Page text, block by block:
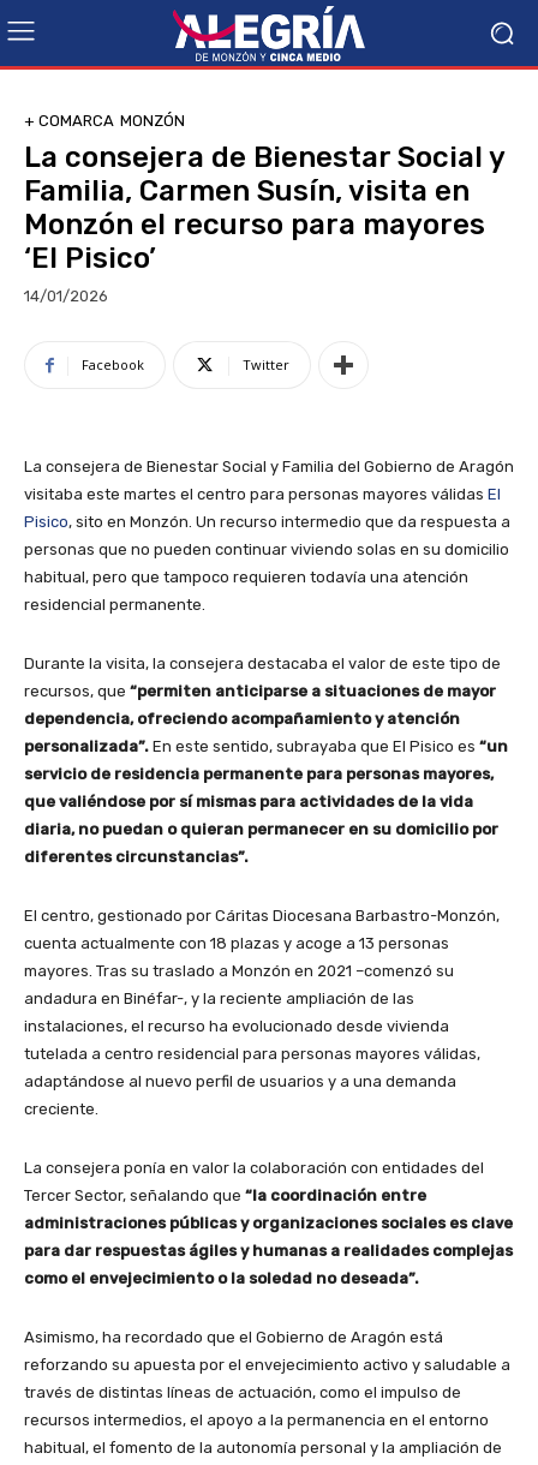
+ COMARCA MONZÓN
La consejera de Bienestar Social y
Familia, Carmen Susín, visita en
Monzón el recurso para mayores
‘El Pisico’
14/01/2026
Facebook Twitter
La consejera de Bienestar Social y Familia del Gobierno de Aragón
visitaba este martes el centro para personas mayores válidas El
Pisico, sito en Monzón. Un recurso intermedio que da respuesta a
personas que no pueden continuar viviendo solas en su domicilio
habitual, pero que tampoco requieren todavía una atención
residencial permanente.
Durante la visita, la consejera destacaba el valor de este tipo de
recursos, que “permiten anticiparse a situaciones de mayor
dependencia, ofreciendo acompañamiento y atención
personalizada”. En este sentido, subrayaba que El Pisico es “un
servicio de residencia permanente para personas mayores,
que valiéndose por sí mismas para actividades de la vida
diaria, no puedan o quieran permanecer en su domicilio por
diferentes circunstancias”.
El centro, gestionado por Cáritas Diocesana Barbastro-Monzón,
cuenta actualmente con 18 plazas y acoge a 13 personas
mayores. Tras su traslado a Monzón en 2021 –comenzó su
andadura en Binéfar-, y la reciente ampliación de las
instalaciones, el recurso ha evolucionado desde vivienda
tutelada a centro residencial para personas mayores válidas,
adaptándose al nuevo perfil de usuarios y a una demanda
creciente.
La consejera ponía en valor la colaboración con entidades del
Tercer Sector, señalando que “la coordinación entre
administraciones públicas y organizaciones sociales es clave
para dar respuestas ágiles y humanas a realidades complejas
como el envejecimiento o la soledad no deseada”.
Asimismo, ha recordado que el Gobierno de Aragón está
reforzando su apuesta por el envejecimiento activo y saludable a
través de distintas líneas de actuación, como el impulso de
recursos intermedios, el apoyo a la permanencia en el entorno
habitual, el fomento de la autonomía personal y la ampliación de